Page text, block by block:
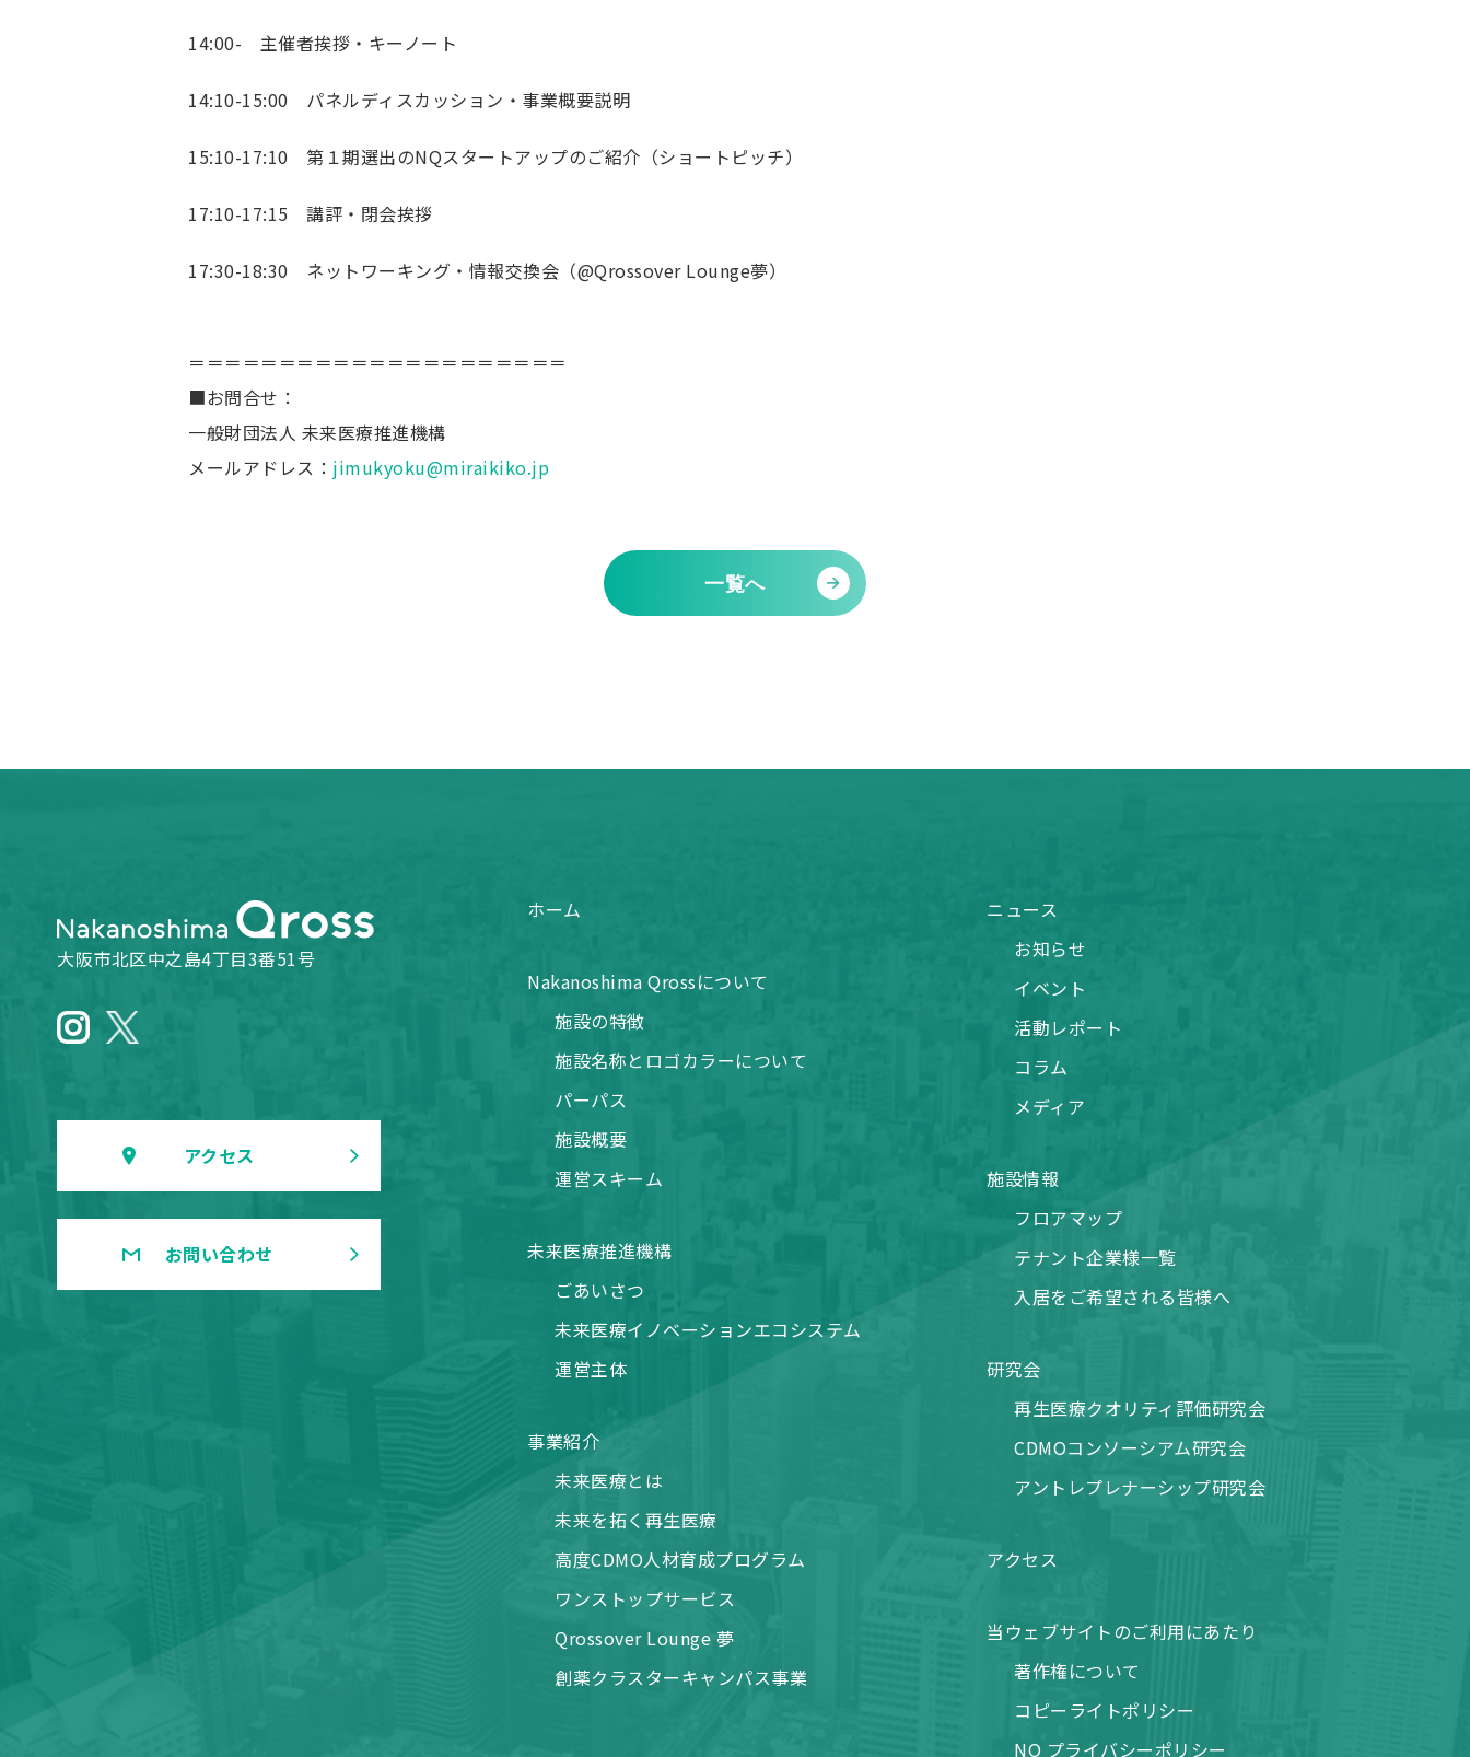
14:00- 主催者挨拶・キーノート
14:10-15:00 パネルディスカッション・事業概要説明
15:10-17:10 第１期選出のNQスタートアップのご紹介（ショートピッチ）
17:10-17:15 講評・閉会挨拶
17:30-18:30 ネットワーキング・情報交換会（@Qrossover Lounge夢）
＝＝＝＝＝＝＝＝＝＝＝＝＝＝＝＝＝＝＝＝＝
■お問合せ：
一般財団法人 未来医療推進機構
メールアドレス： jimukyoku@miraikiko.jp
一覧へ
大阪市北区中之島4丁目3番51号
アクセス
お問い合わせ
ホーム
Nakanoshima Qrossについて
施設の特徴
施設名称とロゴカラーについて
パーパス
施設概要
運営スキーム
未来医療推進機構
ごあいさつ
未来医療イノベーションエコシステム
運営主体
事業紹介
未来医療とは
未来を拓く再生医療
高度CDMO人材育成プログラム
ワンストップサービス
Qrossover Lounge 夢
創薬クラスターキャンパス事業
ニュース
お知らせ
イベント
活動レポート
コラム
メディア
施設情報
フロアマップ
テナント企業様一覧
入居をご希望される皆様へ
研究会
再生医療クオリティ評価研究会
CDMOコンソーシアム研究会
アントレプレナーシップ研究会
アクセス
当ウェブサイトのご利用にあたり
著作権について
コピーライトポリシー
NQ プライバシーポリシー